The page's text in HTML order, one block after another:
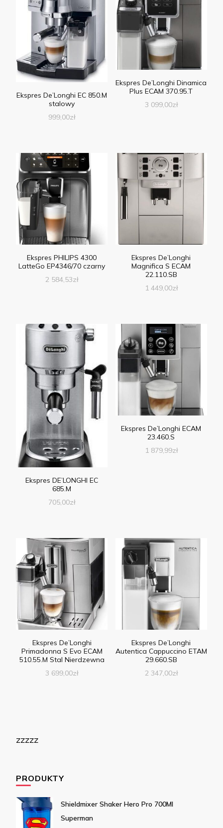
Ekspres De’Longhi EC 850.M
stalowy
999,00zł
Ekspres De’Longhi Dinamica
Plus ECAM 370.95.T
3 099,00zł
Ekspres PHILIPS 4300
LatteGo EP4346/70 czarny
2 584,53zł
Ekspres De’Longhi
Magnifica S ECAM
22.110.SB
1 449,00zł
Ekspres DE’LONGHI EC
685.M
705,00zł
Ekspres De’Longhi ECAM
23.460.S
1 879,99zł
Ekspres De’Longhi
Primadonna S Evo ECAM
510.55.M Stal Nierdzewna
3 699,00zł
Ekspres De’Longhi
Autentica Cappuccino ETAM
29.660.SB
2 347,00zł
zzzzz
PRODUKTY
Shieldmixer Shaker Hero Pro 700Ml
Superman